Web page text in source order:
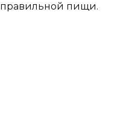
правильной пищи.